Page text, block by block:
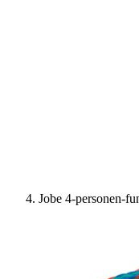
Jobe 4-personen-